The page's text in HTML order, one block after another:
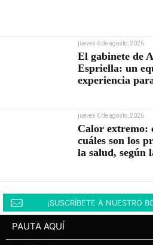
jueves 6 de agosto, 2026
El gabinete de
Espriella: un
experiencia
jueves 6 de agosto, 2026
Calor extremo:
cuáles son los
la salud, según
¡SUSCRÍBETE A NUESTRO
PAUTA AQUÍ